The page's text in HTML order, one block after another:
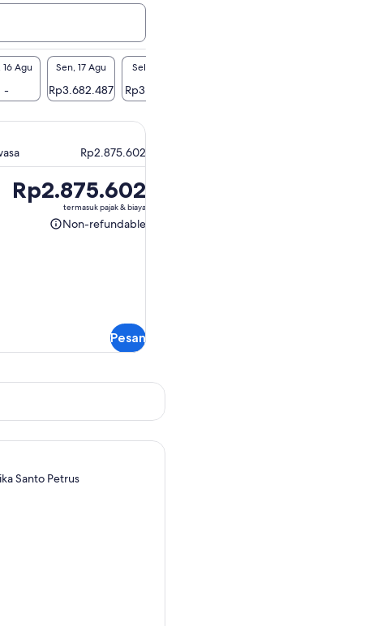
Agu
-
Sen, 17 Agu
Rp3.682.487
Sel, 18 Agu
Rp3.247.948
Rp2.875.602
Harga
Rp2.875.602
Rp2.875.602
termasuk pajak & biaya
Non-refundable
Non-
Pesan
Santo Petrus